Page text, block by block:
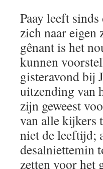
Paay leeft
zich naar eigen
gênant is het
kunnen
gisteravond bij
uitzending van
zijn geweest
van alle kijkers
niet de leeftijd;
desalniettemin
zetten voor het